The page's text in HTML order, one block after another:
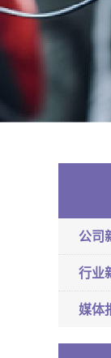
公司
行业
媒体